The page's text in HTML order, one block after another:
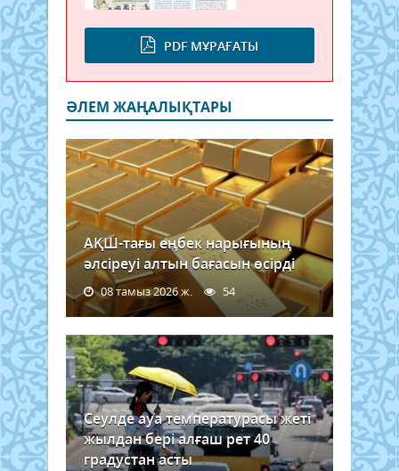
PDF МҰРАҒАТЫ
ӘЛЕМ ЖАҢАЛЫҚТАРЫ
АҚШ-тағы еңбек нарығының
әлсіреуі алтын бағасын өсірді
08 тамыз 2026 ж. 54
Сеулде ауа температурасы жеті
жылдан бері алғаш рет 40
градустан асты